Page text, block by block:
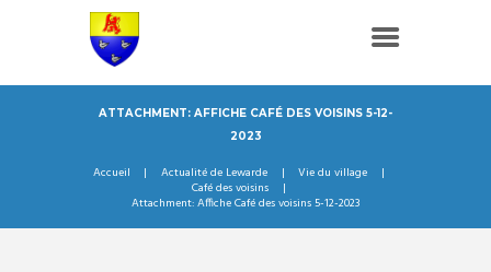
ATTACHMENT: AFFICHE CAFÉ DES VOISINS 5-12-
2023
Accueil Actualité de Lewarde
Vie du village
Café des voisins
Attachment: Affiche Café des voisins 5-12-2023